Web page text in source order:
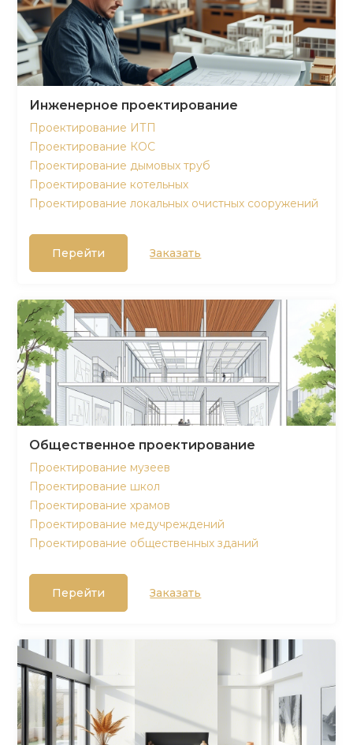
Инженерное проектирование
Проектирование ИТП
Проектирование КОС
Проектирование дымовых труб
Проектирование котельных
Проектирование локальных очистных сооружений
Перейти Заказать
Общественное проектирование
Проектирование музеев
Проектирование школ
Проектирование храмов
Проектирование медучреждений
Проектирование общественных зданий
Перейти Заказать